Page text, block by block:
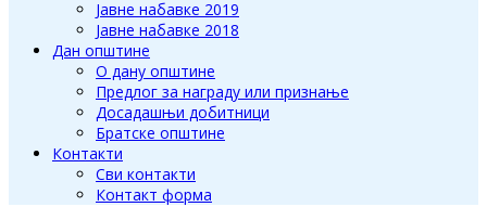
Јавне набавке 2019
Јавне набавке 2018
Дан општине
О дану општине
Предлог за награду или признање
Досадашњи добитници
Братске општине
Контакти
Сви контакти
Контакт форма